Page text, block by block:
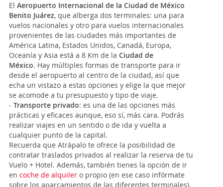
El Aeropuerto Internacional de la Ciudad de México
Benito Juárez, que alberga dos terminales: una para
vuelos nacionales y otro para vuelos internacionales
provenientes de las ciudades más importantes de
América Latina, Estados Unidos, Canadá, Europa,
Oceanía y Asia está a 8 Km de la Ciudad de
México. Hay múltiples formas de transporte para ir
desde el aeropuerto al centro de la ciudad, así que
echa un vistazo a estas opciones y elige la que mejor
se acomode a tu presupuesto y tipo de viaje.
- Transporte privado: es una de las opciones más
prácticas y eficaces aunque, eso sí, más cara. Podrás
realizar viajes en un sentido o de ida y vuelta a
cualquier punto de la capital.
Recuerda que Atrápalo te ofrece la posibilidad de
contratar traslados privados al realizar la reserva de tu
Vuelo + Hotel. Además, también tienes la opción de ir
en coche de alquiler o propio (en ese caso infórmate
sobre los aparcamientos de las diferentes terminales).